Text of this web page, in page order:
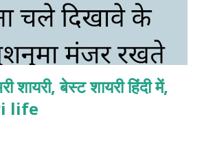
शायरी, बेस्ट शायरी हिंदी में,
life